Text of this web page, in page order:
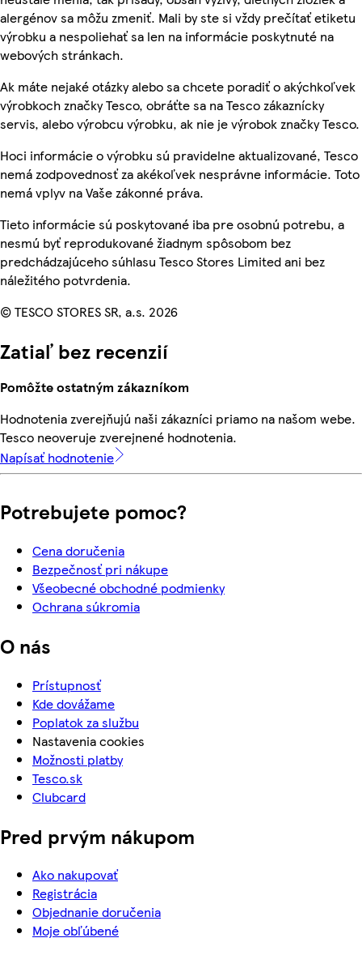
alergénov sa môžu zmeniť. Mali by ste si vždy prečítať etiketu
výrobku a nespoliehať sa len na informácie poskytnuté na
webových stránkach.
Ak máte nejaké otázky alebo sa chcete poradiť o akýchkoľvek
výrobkoch značky Tesco, obráťte sa na Tesco zákaznícky
servis, alebo výrobcu výrobku, ak nie je výrobok značky Tesco.
Hoci informácie o výrobku sú pravidelne aktualizované, Tesco
nemá zodpovednosť za akékoľvek nesprávne informácie. Toto
nemá vplyv na Vaše zákonné práva.
Tieto informácie sú poskytované iba pre osobnú potrebu, a
nesmú byť reprodukované žiadnym spôsobom bez
predchádzajúceho súhlasu Tesco Stores Limited ani bez
náležitého potvrdenia.
© TESCO STORES SR, a.s. 2026
Zatiaľ bez recenzií
Pomôžte ostatným zákazníkom
Hodnotenia zverejňujú naši zákazníci priamo na našom webe.
Tesco neoveruje zverejnené hodnotenia.
Napísať hodnotenie
Potrebujete pomoc?
Cena doručenia
Bezpečnosť pri nákupe
Všeobecné obchodné podmienky
Ochrana súkromia
O nás
Prístupnosť
Kde dovážame
Poplatok za službu
Nastavenia cookies
Možnosti platby
Tesco.sk
Clubcard
Pred prvým nákupom
Ako nakupovať
Registrácia
Objednanie doručenia
Moje obľúbené